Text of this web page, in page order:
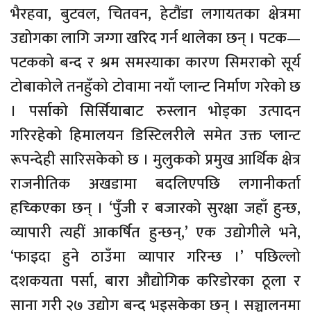
भैरहवा, बुटवल, चितवन, हेटौंडा लगायतका क्षेत्रमा
उद्योगका लागि जग्गा खरिद गर्न थालेका छन् । पटक—
पटकको बन्द र श्रम समस्याका कारण सिमराको सूर्य
टोबाकोले तनहुँको टोवामा नयाँ प्लान्ट निर्माण गरेको छ
। पर्साको सिर्सियाबाट रुस्लान भोड्का उत्पादन
गरिरहेको हिमालयन डिस्टिलरीले समेत उक्त प्लान्ट
रूपन्देही सारिसकेको छ । मुलुकको प्रमुख आर्थिक क्षेत्र
राजनीतिक अखडामा बदलिएपछि लगानीकर्ता
हच्किएका छन् । ‘पुँजी र बजारको सुरक्षा जहाँ हुन्छ,
व्यापारी त्यहीं आकर्षित हुन्छन्,’ एक उद्योगीले भने,
‘फाइदा हुने ठाउँमा व्यापार गरिन्छ ।’ पछिल्लो
दशकयता पर्सा, बारा औद्योगिक करिडोरका ठूला र
साना गरी २७ उद्योग बन्द भइसकेका छन् । सञ्चालनमा